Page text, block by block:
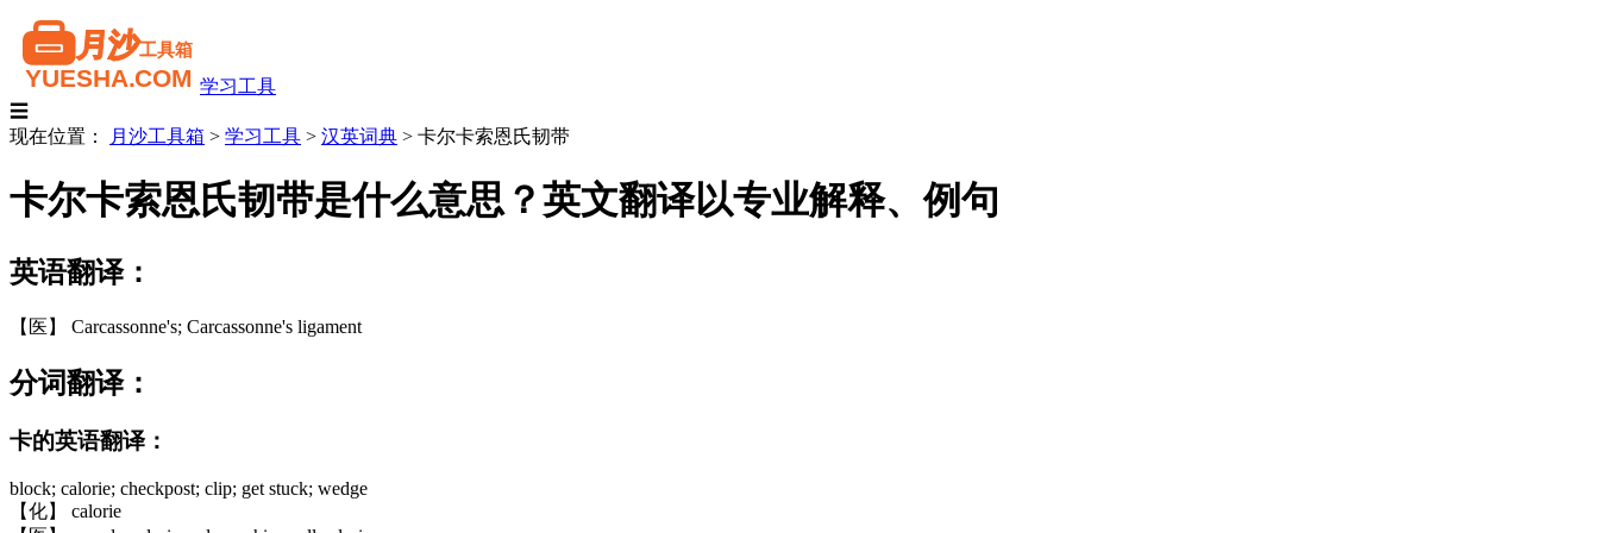
学习工具
☰
现在位置：
月沙工具箱 > 学习工具 > 汉英词典 > 卡尔卡索恩氏韧带
卡尔卡索恩氏韧带是什么意思？英文翻译以专业解释、例句
英语翻译：
【医】 Carcassonne's; Carcassonne's ligament
分词翻译：
卡的英语翻译：
block; calorie; checkpost; clip; get stuck; wedge
【化】 calorie